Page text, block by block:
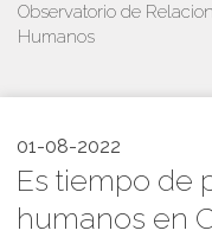
Observatorio de
Humanos
01-08-2022
Es tiempo de
humanos en